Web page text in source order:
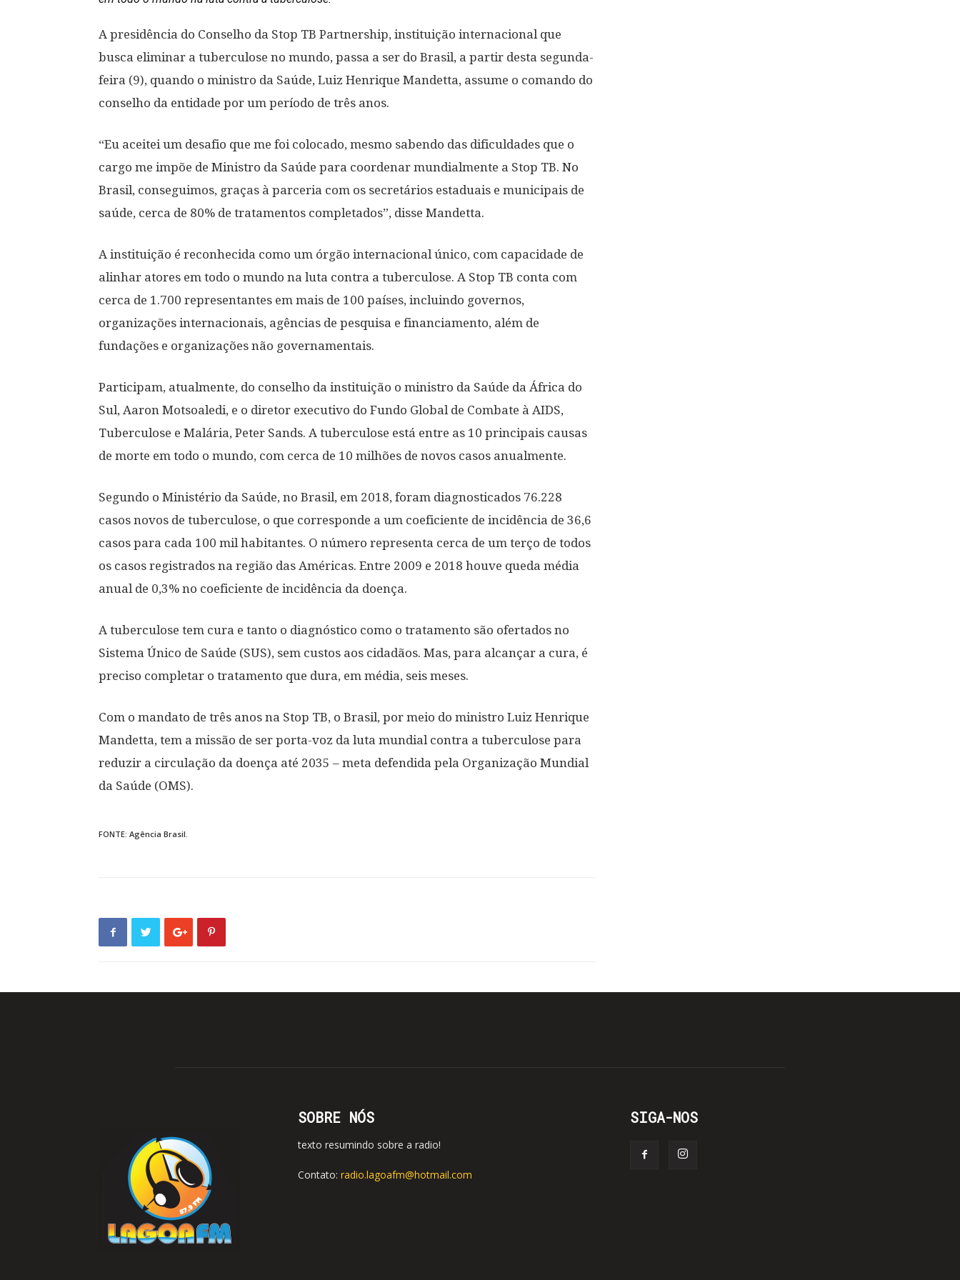
A presidência do Conselho da Stop TB Partnership, instituição internacional que
busca eliminar a tuberculose no mundo, passa a ser do Brasil, a partir desta segunda-
feira (9), quando o ministro da Saúde, Luiz Henrique Mandetta, assume o comando do
conselho da entidade por um período de três anos.
“Eu aceitei um desafio que me foi colocado, mesmo sabendo das dificuldades que o
cargo me impõe de Ministro da Saúde para coordenar mundialmente a Stop TB. No
Brasil, conseguimos, graças à parceria com os secretários estaduais e municipais de
saúde, cerca de 80% de tratamentos completados”, disse Mandetta.
A instituição é reconhecida como um órgão internacional único, com capacidade de
alinhar atores em todo o mundo na luta contra a tuberculose. A Stop TB conta com
cerca de 1.700 representantes em mais de 100 países, incluindo governos,
organizações internacionais, agências de pesquisa e financiamento, além de
fundações e organizações não governamentais.
Participam, atualmente, do conselho da instituição o ministro da Saúde da África do
Sul, Aaron Motsoaledi, e o diretor executivo do Fundo Global de Combate à AIDS,
Tuberculose e Malária, Peter Sands. A tuberculose está entre as 10 principais causas
de morte em todo o mundo, com cerca de 10 milhões de novos casos anualmente.
Segundo o Ministério da Saúde, no Brasil, em 2018, foram diagnosticados 76.228
casos novos de tuberculose, o que corresponde a um coeficiente de incidência de 36,6
casos para cada 100 mil habitantes. O número representa cerca de um terço de todos
os casos registrados na região das Américas. Entre 2009 e 2018 houve queda média
anual de 0,3% no coeficiente de incidência da doença.
A tuberculose tem cura e tanto o diagnóstico como o tratamento são ofertados no
Sistema Único de Saúde (SUS), sem custos aos cidadãos. Mas, para alcançar a cura, é
preciso completar o tratamento que dura, em média, seis meses.
Com o mandato de três anos na Stop TB, o Brasil, por meio do ministro Luiz Henrique
Mandetta, tem a missão de ser porta-voz da luta mundial contra a tuberculose para
reduzir a circulação da doença até 2035 – meta defendida pela Organização Mundial
da Saúde (OMS).
FONTE: Agência Brasil.
SOBRE NÓS
texto resumindo sobre a radio!
Contato: radio.lagoafm@hotmail.com
SIGA-NOS